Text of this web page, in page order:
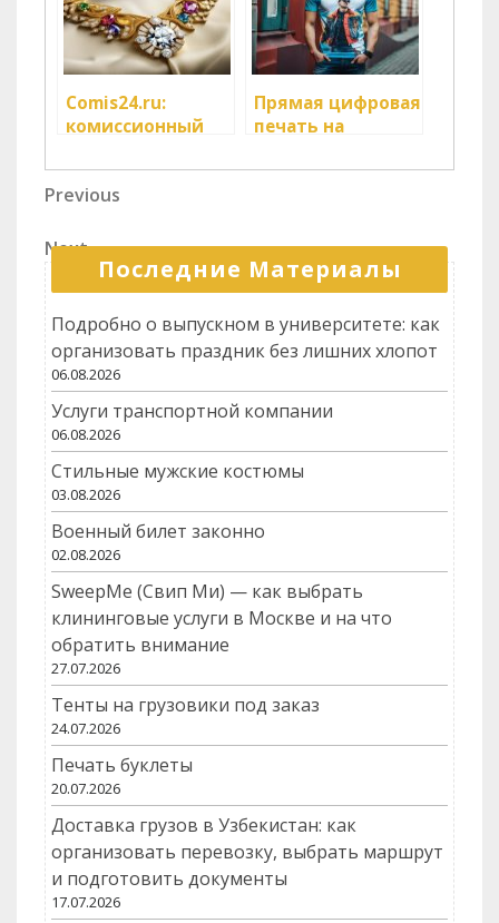
Comis24.ru:
комиссионный
ювелирных
изделий,
часов, золота,
антиквариата и
техники
Прямая цифровая
печать на
Москве:
Печать PRO
Навигация
по
записям
Previous
Previous
Next
Post
Next
Последние Материалы
Подробно о выпускном в университете: как
организовать праздник без лишних хлопот
06.08.2026
Услуги транспортной компании
06.08.2026
Стильные мужские костюмы
03.08.2026
Военный билет законно
02.08.2026
SweepMe (Свип Ми) — как выбрать
клининговые услуги в Москве и на что
обратить внимание
27.07.2026
Тенты на грузовики под заказ
24.07.2026
Печать буклеты
20.07.2026
Доставка грузов в Узбекистан: как
организовать перевозку, выбрать маршрут
и подготовить документы
17.07.2026